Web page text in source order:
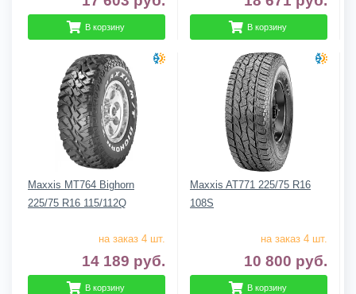
В корзину В корзину
Maxxis MT764 Bighorn
225/75 R16 115/112Q
на заказ 4 шт.
14 189 руб.
В корзину
Maxxis AT771 225/75 R16
108S
на заказ 4 шт.
10 800 руб.
В корзину